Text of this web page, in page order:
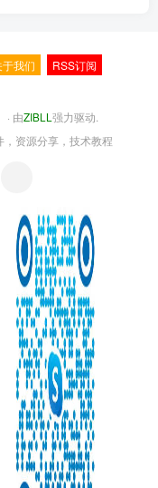
于我们
RSS订阅
· 由ZIBLL 强力驱动.
资源分享，技术教程